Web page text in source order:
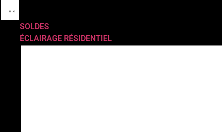
SOLDES
ÉCLAIRAGE RÉSIDENTIEL